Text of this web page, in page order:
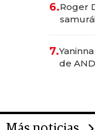
6.Roger
7.
de